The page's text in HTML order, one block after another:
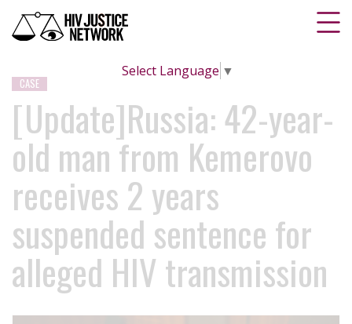
Select Language ▼
CASE
[Update]Russia: 42-year-
old man from Kemerovo
receives 2 years
suspended sentence for
alleged HIV transmission